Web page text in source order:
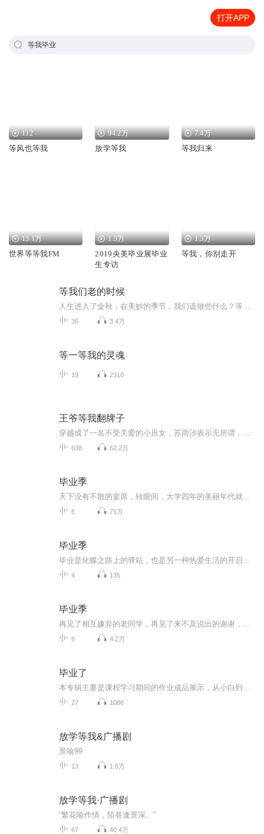
打开APP
等我毕业
112
等风也等我
94.2万
放学等我
7.4万
等我归来
13.1万
世界等等我FM
1.3万
2019央美毕业展毕业
生专访
1.3万
等我，你别走开
等我们老的时候
36 3.4万
等一等我的灵魂
19 2310
王爷等我翻牌子
638 62.2万
毕业季
6 71万
毕业季
4 135
毕业季
6 4.2万
毕业了
27 1086
放学等我&广播剧
景喻99
13 1.6万
放学等我·广播剧
“繁花喻作情，陌巷逢景深。”
67 40.4万